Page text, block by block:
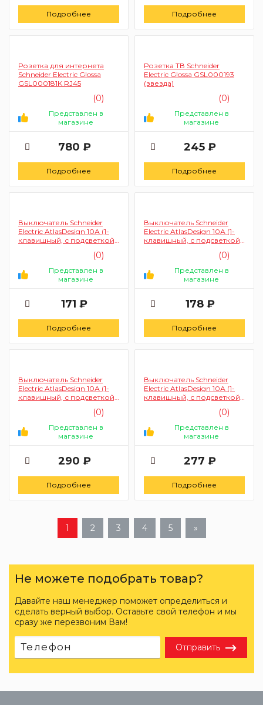
Подробнее Подробнее
Розетка для интернета
Schneider Electric Glossa
GSL000181K RJ45
(0)
Представлен в
магазине
780 ₽
Подробнее
Розетка ТВ Schneider
Electric Glossa GSL000193
(звезда)
(0)
Представлен в
магазине
245 ₽
Подробнее
Выключатель Schneider
Electric AtlasDesign 10А (1-
клавишный, с подсветкой,
(0)
Представлен в
магазине
171 ₽
Подробнее
Выключатель Schneider
Electric AtlasDesign 10А (1-
клавишный, с подсветкой,
(0)
Представлен в
магазине
178 ₽
Подробнее
Выключатель Schneider
Electric AtlasDesign 10А (1-
клавишный, с подсветкой,
(0)
Представлен в
магазине
290 ₽
Подробнее
Выключатель Schneider
Electric AtlasDesign 10А (1-
клавишный, с подсветкой,
(0)
Представлен в
магазине
277 ₽
Подробнее
1 2 3 4 5 »
Не можете подобрать товар?
Давайте наш менеджер поможет определиться и
сделать верный выбор. Оставьте свой телефон и мы
сразу же перезвоним Вам!
Отправить